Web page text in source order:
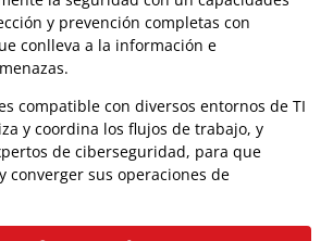
y prevención completas con
conlleva a la información e
compatible con diversos entornos de TI
y coordina los flujos de trabajo, y
de ciberseguridad, para que
converger sus operaciones de